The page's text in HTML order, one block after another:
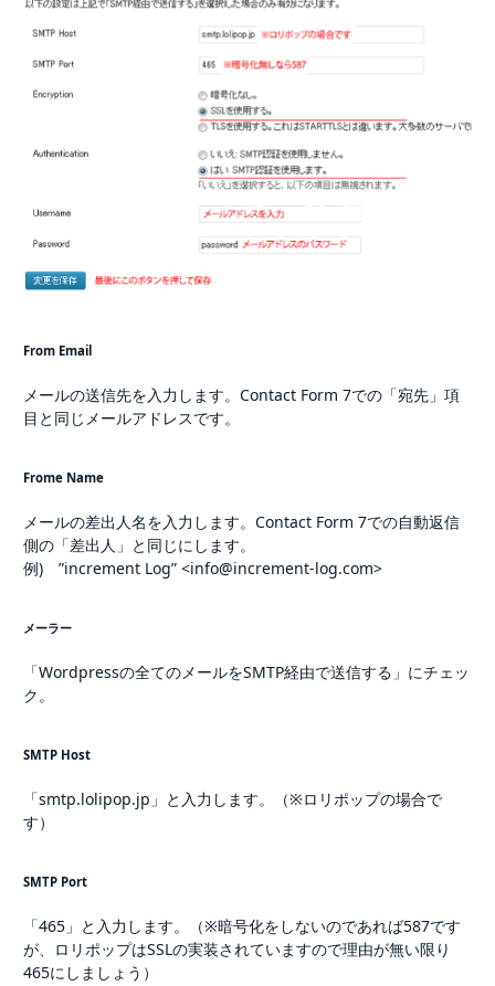
From Email
メールの送信先を入力します。Contact Form 7での「宛先」項
目と同じメールアドレスです。
Frome Name
メールの差出人名を入力します。Contact Form 7での自動返信
側の「差出人」と同じにします。
例) ”increment Log” <info@increment-log.com>
メーラー
「Wordpressの全てのメールをSMTP経由で送信する」にチェッ
ク。
SMTP Host
「smtp.lolipop.jp」と入力します。（※ロリポップの場合で
す）
SMTP Port
「465」と入力します。（※暗号化をしないのであれば587です
が、ロリポップはSSLの実装されていますので理由が無い限り
465にしましょう）